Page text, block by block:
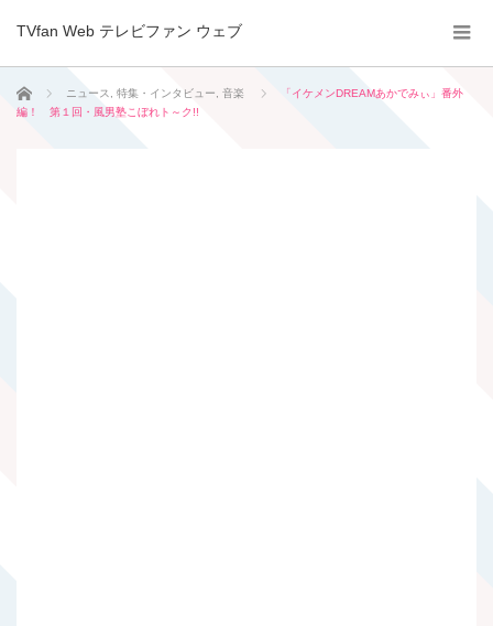
TVfan Web テレビファン ウェブ
ホーム ニュース 特集・インタビュー 音楽
「イケメンDREAMあかでみぃ」番外
編！ 第１回・風男塾こぼれト～ク!!